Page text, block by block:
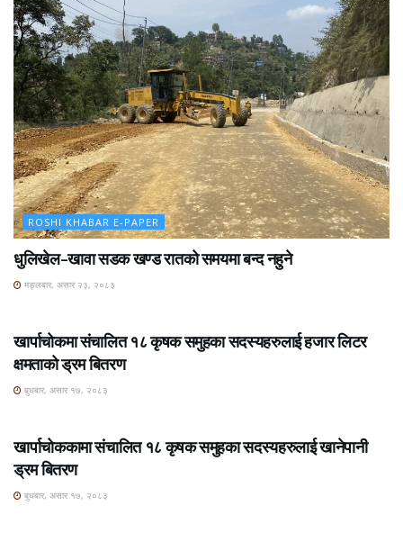
ROSHI KHABAR E-PAPER
धुलिखेल–खावा सडक खण्ड रातको समयमा बन्द नहुने
मङ्लबार, असार २३, २०८३
खार्पाचोकमा संचालित १८ कृषक समुहका सदस्यहरुलाई हजार लिटर
क्षमताको ड्रम बितरण
बुधबार, असार १७, २०८३
खार्पाचोककामा संचालित १८ कृषक समुहका सदस्यहरुलाई खानेपानी
ड्रम बितरण
बुधबार, असार १७, २०८३